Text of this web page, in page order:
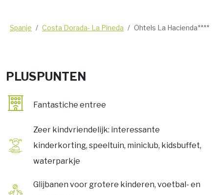
Spanje Costa Dorada- La Pineda Ohtels La Hacienda****
PLUSPUNTEN
Fantastiche entree
Zeer kindvriendelijk: interessante
kinderkorting, speeltuin, miniclub, kidsbuffet,
waterparkje
Glijbanen voor grotere kinderen, voetbal- en